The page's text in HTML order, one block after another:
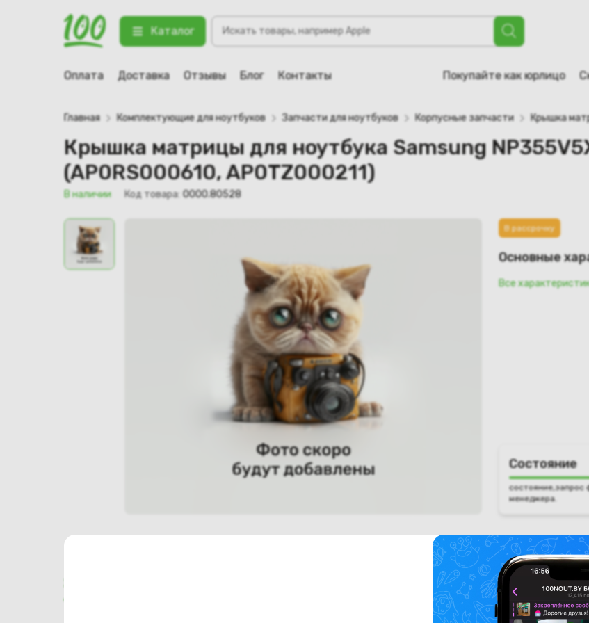
Каталог
товаров
Оплата Доставка Отзывы Блог Контакты Покупайте как юрлицо
Крышка матрицы для ноутбука Samsung NP355V5X, NP350V5C (AP0RS000610,
123 В наличии
Главная Комплектующие для ноутбуков Запчасти для ноутбуков Корпусные запчасти Крышка
Крышка матрицы для ноутбука Samsung
(AP0RS000610, AP0TZ000211)
В наличии Код товара: 0000.80528
В рассрочку
Основные
Все
Состояние
состояние,запрос
менеджера.